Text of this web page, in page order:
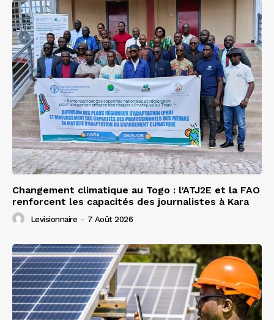
Changement climatique au Togo : l’ATJ2E et la FAO
renforcent les capacités des journalistes à Kara
Levisionnaire - 7 Août 2026